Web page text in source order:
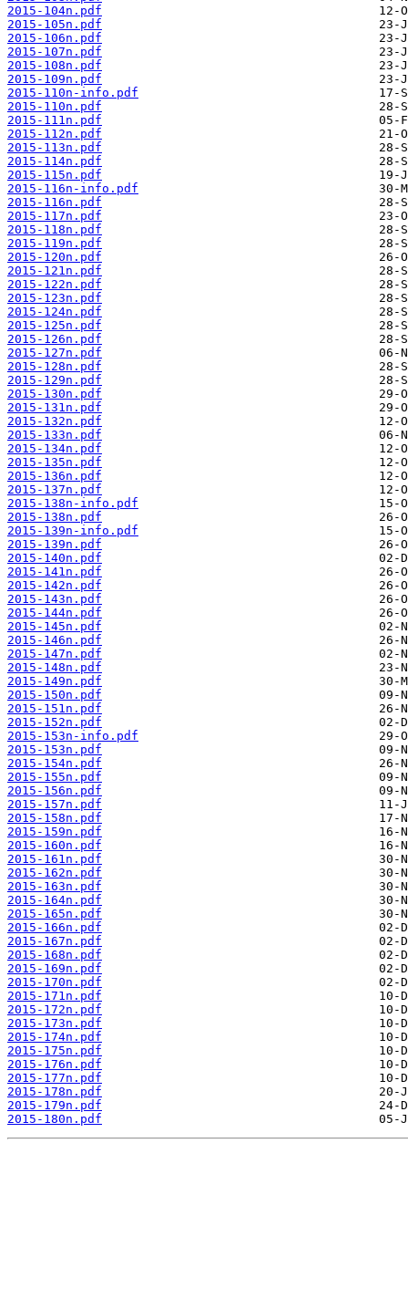
2015-104n.pdf
2015-105n.pdf
2015-106n.pdf
2015-107n.pdf
2015-108n.pdf
2015-109n.pdf
2015-110n-info.pdf
2015-110n.pdf
2015-111n.pdf
2015-112n.pdf
2015-113n.pdf
2015-114n.pdf
2015-115n.pdf
2015-116n-info.pdf
2015-116n.pdf
2015-117n.pdf
2015-118n.pdf
2015-119n.pdf
2015-120n.pdf
2015-121n.pdf
2015-122n.pdf
2015-123n.pdf
2015-124n.pdf
2015-125n.pdf
2015-126n.pdf
2015-127n.pdf
2015-128n.pdf
2015-129n.pdf
2015-130n.pdf
2015-131n.pdf
2015-132n.pdf
2015-133n.pdf
2015-134n.pdf
2015-135n.pdf
2015-136n.pdf
2015-137n.pdf
2015-138n-info.pdf
2015-138n.pdf
2015-139n-info.pdf
2015-139n.pdf
2015-140n.pdf
2015-141n.pdf
2015-142n.pdf
2015-143n.pdf
2015-144n.pdf
2015-145n.pdf
2015-146n.pdf
2015-147n.pdf
2015-148n.pdf
2015-149n.pdf
2015-150n.pdf
2015-151n.pdf
2015-152n.pdf
2015-153n-info.pdf
2015-153n.pdf
2015-154n.pdf
2015-155n.pdf
2015-156n.pdf
2015-157n.pdf
2015-158n.pdf
2015-159n.pdf
2015-160n.pdf
2015-161n.pdf
2015-162n.pdf
2015-163n.pdf
2015-164n.pdf
2015-165n.pdf
2015-166n.pdf
2015-167n.pdf
2015-168n.pdf
2015-169n.pdf
2015-170n.pdf
2015-171n.pdf
2015-172n.pdf
2015-173n.pdf
2015-174n.pdf
2015-175n.pdf
2015-176n.pdf
2015-177n.pdf
2015-178n.pdf
2015-179n.pdf
2015-180n.pdf